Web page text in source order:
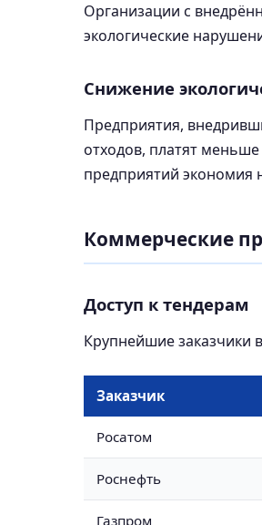
Организации с
экологические
Снижение
Предприятия,
отходов, платят
предприятий экономия
Коммерческие
Доступ к тендерам
Крупнейшие заказчики
Заказчик
Росатом
Роснефть
Газпром